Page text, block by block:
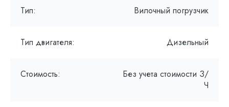
Тип: Вилочный погрузчик
Тип двигателя: Дизельный
Стоимость:
Без учета стоимости З/
Ч